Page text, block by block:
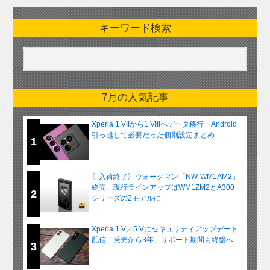
キーワード検索
7月の人気記事
1
Xperia 1 VIIから1 VIIIへデータ移行 Android
引っ越しで必要だった個別設定まとめ
2
〖入荷終了〗ウォークマン「NW-WM1AM2」
終売 現行ラインアップはWM1ZM2とA300
シリーズの2モデルに
3
Xperia 1 V／5 Vにセキュリティアップデート
配信 発売から3年、サポート期間も終盤へ